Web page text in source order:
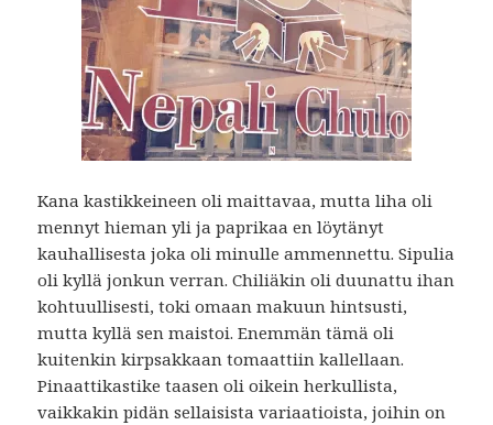
Kana kastikkeineen oli maittavaa, mutta liha oli
mennyt hieman yli ja paprikaa en löytänyt
kauhallisesta joka oli minulle ammennettu. Sipulia
oli kyllä jonkun verran. Chiliäkin oli duunattu ihan
kohtuullisesti, toki omaan makuun hintsusti,
mutta kyllä sen maistoi. Enemmän tämä oli
kuitenkin kirpsakkaan tomaattiin kallellaan.
Pinaattikastike taasen oli oikein herkullista,
vaikkakin pidän sellaisista variaatioista, joihin on